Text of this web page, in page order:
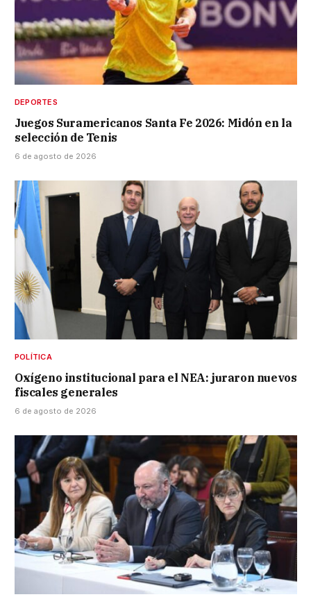
DEPORTES
Juegos Suramericanos Santa Fe 2026: Midón en la
selección de Tenis
6 de agosto de 2026
POLÍTICA
Oxígeno institucional para el NEA: juraron nuevos
fiscales generales
6 de agosto de 2026